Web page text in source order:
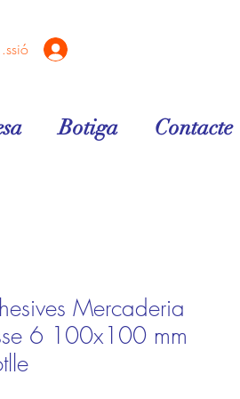
Botiga Contacte
Mercaderia
6 100x100 mm